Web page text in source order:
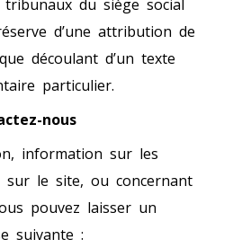
du siège social
d’une attribution de
découlant d’un texte
particulier.
nous
information sur les
sur le site, ou concernant
pouvez laisser un
suivante :